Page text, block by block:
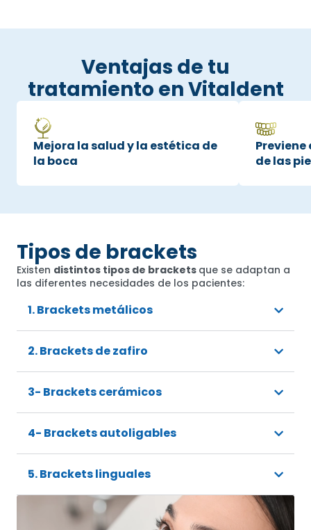
Ventajas de tu
tratamiento en Vitaldent
Mejora la salud y la estética de
la boca
de las
Tipos de brackets
Existen distintos tipos de brackets que se adaptan a
las diferentes necesidades de los pacientes:
1. Brackets metálicos
2. Brackets de zafiro
3- Brackets cerámicos
4- Brackets autoligables
5. Brackets linguales